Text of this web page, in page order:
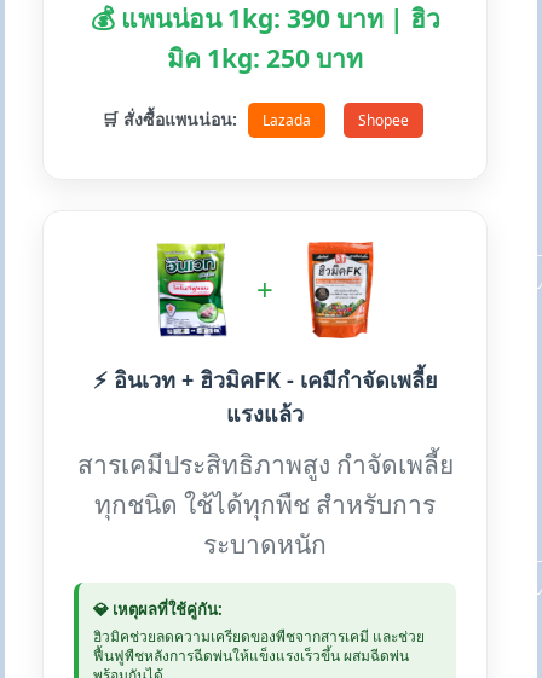
💰 แพนน่อน 1kg: 390 บาท | ฮิว
มิค 1kg: 250 บาท
🛒 สั่งซื้อแพนน่อน: Lazada Shopee
+
⚡ อินเวท + ฮิวมิคFK - เคมีกำจัดเพลี้ย
แรงแล้ว
สารเคมีประสิทธิภาพสูง กำจัดเพลี้ย
ทุกชนิด ใช้ได้ทุกพืช สำหรับการ
ระบาดหนัก
💎 เหตุผลที่ใช้คู่กัน:
ฮิวมิคช่วยลดความเครียดของพืชจากสารเคมี และช่วย
ฟื้นฟูพืชหลังการฉีดพ่นให้แข็งแรงเร็วขึ้น ผสมฉีดพ่น